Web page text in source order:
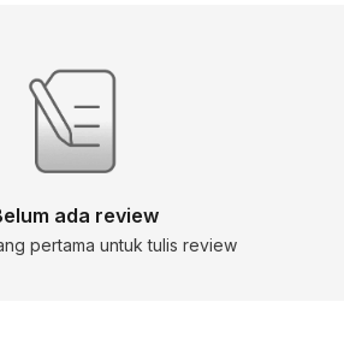
ada review
pertama untuk tulis review